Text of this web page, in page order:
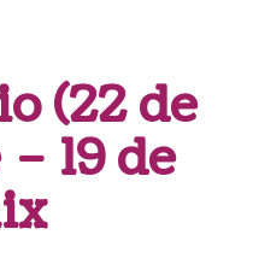
(22 de
19 de